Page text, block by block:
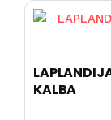
KALBA